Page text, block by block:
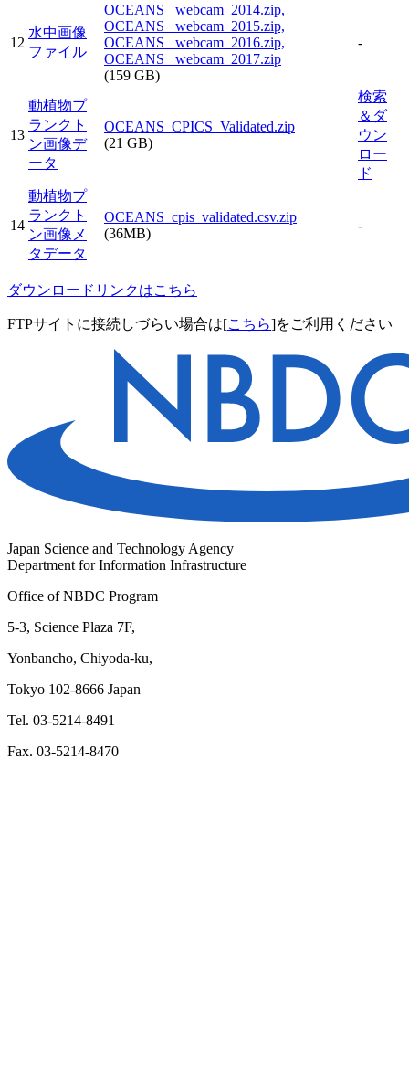
12
水中画像
ファイル
OCEANS_ webcam_2014.zip,
OCEANS_ webcam_2015.zip,
OCEANS_ webcam_2016.zip,
OCEANS_ webcam_2017.zip
(159 GB)
-
13
動植物プ
ランクト
ン画像デ
ータ
OCEANS_CPICS_Validated.zip
(21 GB)
検索
＆ダ
ウン
ロー
ド
14
動植物プ
ランクト
ン画像メ
タデータ
OCEANS_cpis_validated.csv.zip
(36MB)
-
ダウンロードリンクはこちら
FTPサイトに接続しづらい場合は[こちら]をご利用ください
Japan Science and Technology Agency
Department for Information Infrastructure
Office of NBDC Program
5-3, Science Plaza 7F,
Yonbancho, Chiyoda-ku,
Tokyo 102-8666 Japan
Tel. 03-5214-8491
Fax. 03-5214-8470